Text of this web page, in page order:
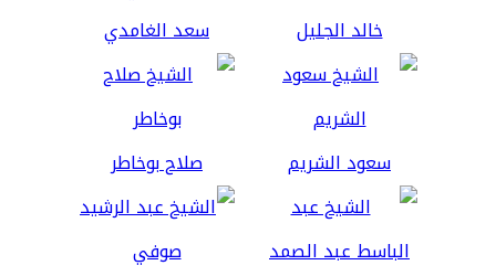
خالد الجليل سعد الغامدي
سعود الشريم صلاح بوخاطر